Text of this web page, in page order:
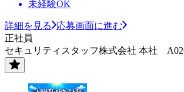
未経験OK
詳細を見る
応募画面に進む
正社員
セキュリティスタッフ株式会社 本社 A026